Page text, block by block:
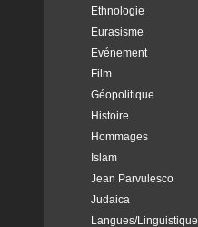
Ethnologie
Eurasisme
Evénement
Film
Géopolitique
Histoire
Hommages
Islam
Jean Parvulesco
Judaica
Langues/Linguistique